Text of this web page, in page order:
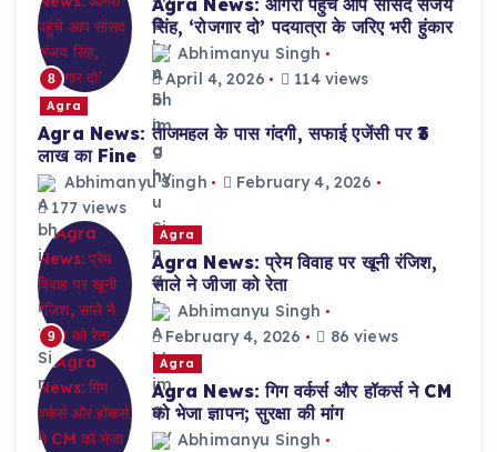
8
सिंह, ‘रोजगार दो’ पदयात्रा के जरिए भरी हुंकार
Abhimanyu Singh
April 4, 2026
114 views
Agra
Agra News: ताजमहल के पास गंदगी, सफाई एजेंसी पर ₹3
लाख का Fine
Abhimanyu Singh
February 4, 2026
177 views
9
Agra
Agra News: प्रेम विवाह पर खूनी रंजिश,
साले ने जीजा को रेता
Abhimanyu Singh
February 4, 2026
86 views
Agra
Agra News: गिग वर्कर्स और हॉकर्स ने CM
को भेजा ज्ञापन; सुरक्षा की मांग
Abhimanyu Singh